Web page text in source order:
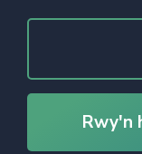
Rwy'n
© Hawlfraint 2020.